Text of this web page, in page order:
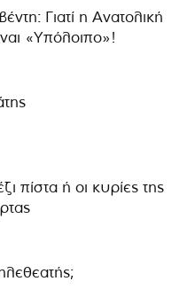
Γιατί η Ανατολική
«Υπόλοιπο»!
πίστα ή οι κυρίες της